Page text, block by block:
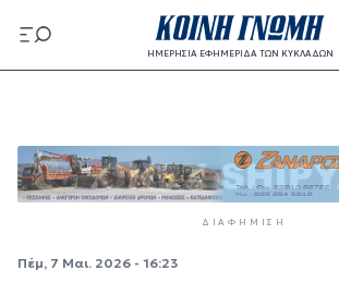
Παράκαμψη προς το κυρίως περιεχόμενο
ΗΜΕΡΗΣΙΑ ΕΦΗΜΕΡΙΔΑ ΤΩΝ ΚΥΚΛΑΔΩΝ
ΔΙΑΦΉΜΙΣΗ
Πέμ, 7 Μαι. 2026 - 16:23